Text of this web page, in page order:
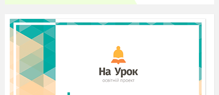
«Веселі перебіжки»
Танц
ює
тримаючи
вухо
тримаючи
сь за руки
тримаючи
сь за ноги